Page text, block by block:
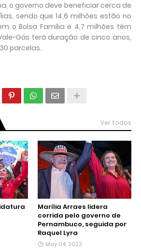
o governo deve beneficiar cerca de
sendo que 14,6 milhões estão no
o Bolsa Família e 4,7 milhões têm
Gás terá duração de cinco anos,
parcelas.
Ver todos
Marília Arraes lidera
corrida pelo governo de
Pernambuco, seguida por
Raquel Lyra
May 04, 2022